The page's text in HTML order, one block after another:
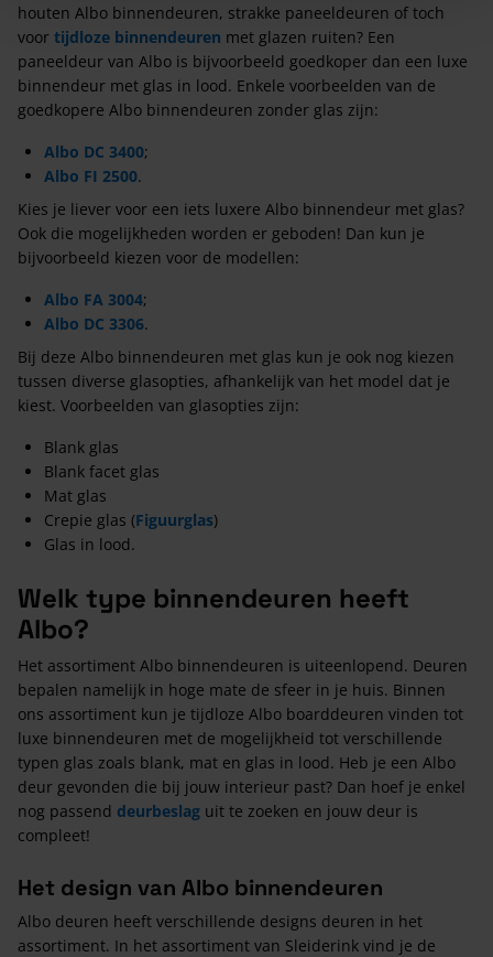
houten Albo binnendeuren, strakke paneeldeuren of toch
voor tijdloze binnendeuren met glazen ruiten? Een
paneeldeur van Albo is bijvoorbeeld goedkoper dan een luxe
binnendeur met glas in lood. Enkele voorbeelden van de
goedkopere Albo binnendeuren zonder glas zijn:
Albo DC 3400;
Albo FI 2500.
Kies je liever voor een iets luxere Albo binnendeur met glas?
Ook die mogelijkheden worden er geboden! Dan kun je
bijvoorbeeld kiezen voor de modellen:
Albo FA 3004;
Albo DC 3306.
Bij deze Albo binnendeuren met glas kun je ook nog kiezen
tussen diverse glasopties, afhankelijk van het model dat je
kiest. Voorbeelden van glasopties zijn:
Blank glas
Blank facet glas
Mat glas
Crepie glas (Figuurglas)
Glas in lood.
Welk type binnendeuren heeft
Albo?
Het assortiment Albo binnendeuren is uiteenlopend. Deuren
bepalen namelijk in hoge mate de sfeer in je huis. Binnen
ons assortiment kun je tijdloze Albo boarddeuren vinden tot
luxe binnendeuren met de mogelijkheid tot verschillende
typen glas zoals blank, mat en glas in lood. Heb je een Albo
deur gevonden die bij jouw interieur past? Dan hoef je enkel
nog passend deurbeslag uit te zoeken en jouw deur is
compleet!
Het design van Albo binnendeuren
Albo deuren heeft verschillende designs deuren in het
assortiment. In het assortiment van Sleiderink vind je de